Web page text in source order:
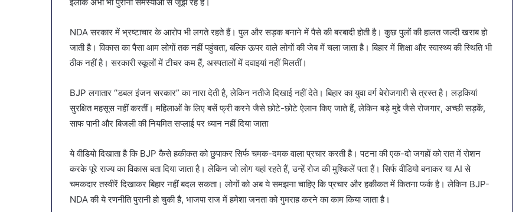
NDA सरकार में भ्रष्टाचार के आरोप भी लगते रहते हैं। पुल और सड़क बनाने में पैसे की बरबादी होती है। कुछ पुलों की हालत जल्दी खराब हो
जाती है। विकास का पैसा आम लोगों तक नहीं पहुंचता, बल्कि ऊपर वाले लोगों की जेब में चला जाता है। बिहार में शिक्षा और स्वास्थ्य की स्थिति भी
ठीक नहीं है। सरकारी स्कूलों में टीचर कम हैं, अस्पतालों में दवाइयां नहीं मिलतीं।
BJP लगातार “डबल इंजन सरकार” का नारा देती है, लेकिन नतीजे दिखाई नहीं देते। बिहार का युवा वर्ग बेरोजगारी से त्रस्त है। लड़कियां
सुरक्षित महसूस नहीं करतीं। महिलाओं के लिए बसें फ्री करने जैसे छोटे-छोटे ऐलान किए जाते हैं, लेकिन बड़े मुद्दे जैसे रोजगार, अच्छी सड़कें,
साफ पानी और बिजली की नियमित सप्लाई पर ध्यान नहीं दिया जाता
ये वीडियो दिखाता है कि BJP कैसे हकीकत को छुपाकर सिर्फ चमक-दमक वाला प्रचार करती है। पटना की एक-दो जगहों को रात में रोशन
करके पूरे राज्य का विकास बता दिया जाता है। लेकिन जो लोग यहां रहते हैं, उन्हें रोज की मुश्किलें पता हैं। सिर्फ वीडियो बनाकर या AI से
चमकदार तस्वीरें दिखाकर बिहार नहीं बदल सकता। लोगों को अब ये समझना चाहिए कि प्रचार और हकीकत में कितना फर्क है। लेकिन BJP-
NDA की ये रणनीति पुरानी हो चुकी है, भाजपा राज में हमेशा जनता को गुमराह करने का काम किया जाता है।